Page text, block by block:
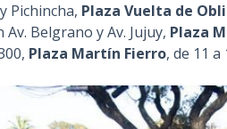
Pichincha, Plaza Vuelta de
Av. Belgrano y Av. Jujuy, Plaza
Plaza Martín Fierro, de 11 a